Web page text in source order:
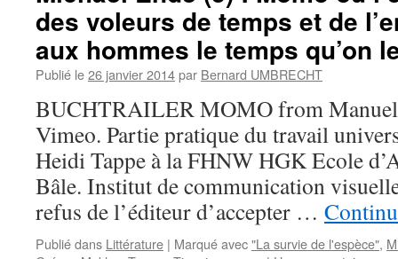
des voleurs de temps et de
aux hommes le temps qu’on
Publié le26 janvier 2014par Bernard UMBRECHT
BUCHTRAILER MOMO from
Vimeo. Partie pratique du travail
Heidi Tappe à la FHNW HGK Ecole
Bâle. Institut de communication
refus de l’éditeur d’accepter …
Publié dans Littérature | Marqué avec"La survie de l'espèce",